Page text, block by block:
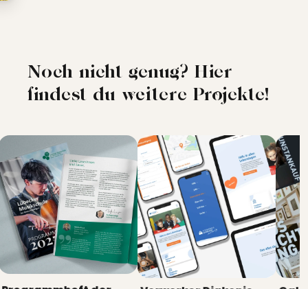
Noch nicht genug? Hier
findest du weitere Projekte!